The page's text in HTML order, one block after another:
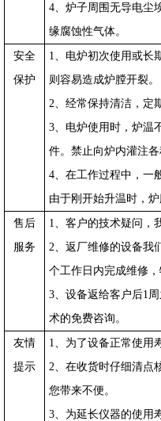
4 、炉子周围无导电
缘腐蚀性气体。
安全
保护
1
、电炉初次使用或
则容易造成炉膛开裂。
2 、经常保持清洁，定
3 、电炉使用时，炉
件。禁止向炉内灌注
4 、在工作过程中，一
由于刚开始升温时，
售后
服务
1
、客户的技术疑问，
2 、返厂维修的设备
个工作日内完成维修
3 、设备返给客户后1
术的免费咨询。
友情
提示
1 、为了设备正常使
2 、在收货时仔细清
您带来不便。
3 、为延长仪器的使